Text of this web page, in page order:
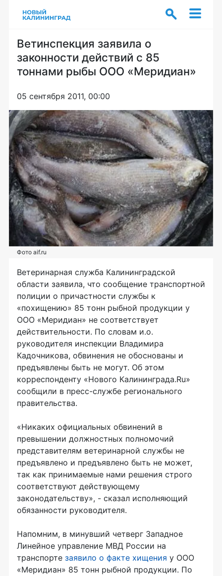
Ветинспекция заявила о
законности действий c 85
тоннами рыбы ООО «Меридиан»
05 сентября 2011, 00:00
Фото aif.ru
Ветеринарная служба Калининградской
области заявила, что сообщение транспортной
полиции о причастности службы к
«похищению» 85 тонн рыбной продукции у
ООО «Меридиан» не соответствует
действительности. По словам и.о.
руководителя инспекции Владимира
Кадочникова, обвинения не обоснованы и
предъявлены быть не могут. Об этом
корреспонденту «Нового Калининграда.Ru»
сообщили в пресс-службе регионального
правительства.
«Никаких официальных обвинений в
превышении должностных полномочий
представителям ветеринарной службы не
предъявлено и предъявлено быть не может,
так как принимаемые нами решения строго
соответствуют действующему
законодательству», - сказал исполняющий
обязанности руководителя.
Напомним, в минувший четверг Западное
Линейное управление МВД России на
транспорте заявило о факте хищения у ООО
«Меридиан» 85 тонн рыбной продукции. По